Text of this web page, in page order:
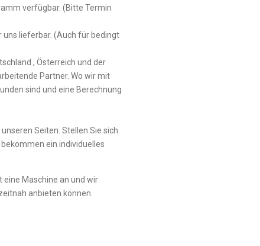
verfügbar. (Bitte Termin
uns lieferbar. (Auch für bedingt
, Österreich und der
Partner. Wo wir mit
sind und eine Berechnung
Seiten. Stellen Sie sich
ein individuelles
eine Maschine an und wir
anbieten können.